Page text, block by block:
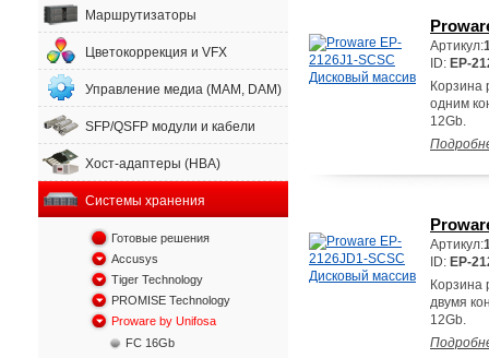
Маршрутизаторы
Цветокоррекция и VFX
Управление медиа (MAM, DAM)
SFP/QSFP модули и кабели
Хост-адаптеры (HBA)
Системы хранения
Готовые решения
Accusys
Tiger Technology
PROMISE Technology
Proware by Unifosa
FC 16Gb
Артикул:
ID: EP-
Корзина
одним
12Gb.
Артикул:
ID: EP-
Корзина
двумя
12Gb.